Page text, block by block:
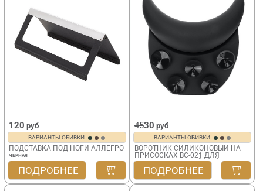
120 руб
ВАРИАНТЫ ОБИВКИ
ПОДСТАВКА ПОД НОГИ АЛЛЕГРО
ЧЕРНАЯ
ПОДРОБНЕЕ
4530 руб
ВАРИАНТЫ ОБИВКИ
ВОРОТНИК СИЛИКОНОВЫЙ НА
ПРИСОСКАХ BC-021 ДЛЯ
ПАРИКМАХЕРСКОЙ МОЙКИ
ПОДРОБНЕЕ